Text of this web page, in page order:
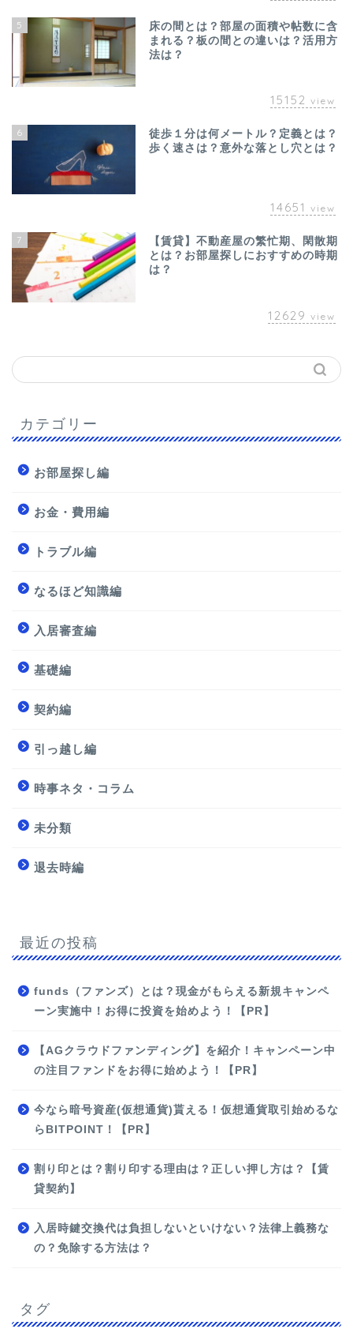
5
床の間とは？部屋の面積や帖数に含
まれる？板の間との違いは？活用方
法は？
15152 view
6
徒歩１分は何メートル？定義とは？
歩く速さは？意外な落とし穴とは？
14651 view
7
【賃貸】不動産屋の繁忙期、閑散期
とは？お部屋探しにおすすめの時期
は？
12629 view
カテゴリー
お部屋探し編
お金・費用編
トラブル編
なるほど知識編
入居審査編
基礎編
契約編
引っ越し編
時事ネタ・コラム
未分類
退去時編
最近の投稿
funds（ファンズ）とは？現金がもらえる新規キャンペ
ーン実施中！お得に投資を始めよう！【PR】
【AGクラウドファンディング】を紹介！キャンペーン中
の注目ファンドをお得に始めよう！【PR】
今なら暗号資産(仮想通貨)貰える！仮想通貨取引始めるな
らBITPOINT！【PR】
割り印とは？割り印する理由は？正しい押し方は？【賃
貸契約】
入居時鍵交換代は負担しないといけない？法律上義務な
の？免除する方法は？
タグ